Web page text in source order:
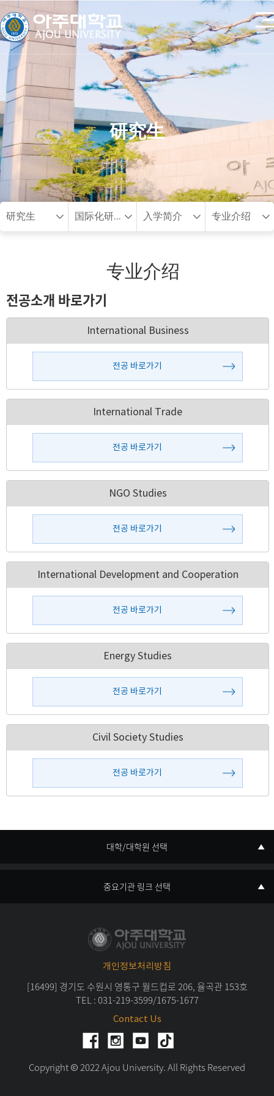
研究生
研究生 国际化研究生招生 (国际研究生院) 入学简介 专业介绍
专业介绍
전공소개 바로가기
International Business
전공 바로가기
International Trade
전공 바로가기
NGO Studies
전공 바로가기
International Development and Cooperation
전공 바로가기
Energy Studies
전공 바로가기
Civil Society Studies
전공 바로가기
대학/대학원 선택
중요기관 링크 선택
개인정보처리방침
[16499] 경기도 수원시 영통구 월드컵로 206, 율곡관 153호
TEL :031-219-3599/1675-1677
Contact Us
Copyright Ⓒ 2022 Ajou University. All Rights Reserved